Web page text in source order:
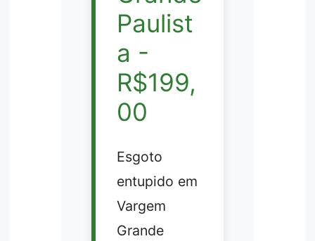
Paulist
a -
R$199,
00
Esgoto
entupido em
Vargem
Grande